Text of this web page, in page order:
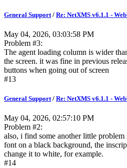
General Support / Re: NetXMS v6.1.1 -
May 04, 2026, 03:03:58 PM
Problem #3:
The agent loading column is wider
the screen. it was fine in previous
buttons when going out of screen
#13
General Support / Re: NetXMS v6.1.1 -
May 04, 2026, 02:57:10 PM
Problem #2:
also, i find some another little
font on a black background, the
change it to white, for example.
#14